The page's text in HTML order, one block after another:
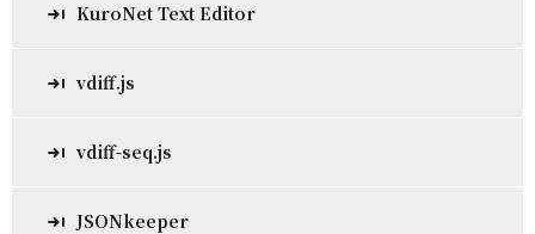
KuroNet Text Editor
vdiff.js
vdiff-seq.js
JSONkeeper